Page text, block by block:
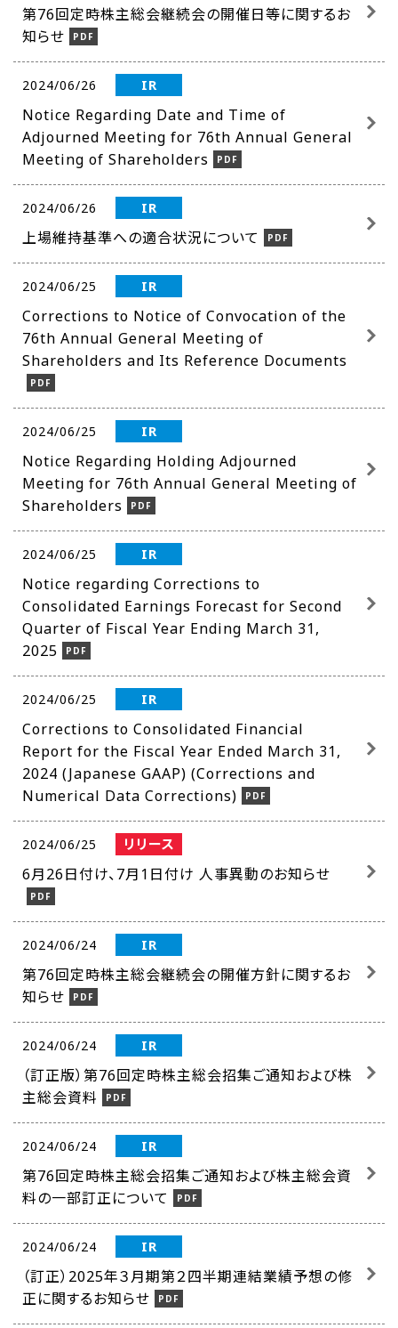
第76回定時株主総会継続会の開催日等に関するお
知らせ
2024/06/26 IR
Notice Regarding Date and Time of
Adjourned Meeting for 76th Annual General
Meeting of Shareholders
2024/06/26 IR
上場維持基準への適合状況について
2024/06/25 IR
Corrections to Notice of Convocation of the
76th Annual General Meeting of
Shareholders and Its Reference Documents
2024/06/25 IR
Notice Regarding Holding Adjourned
Meeting for 76th Annual General Meeting of
Shareholders
2024/06/25 IR
Notice regarding Corrections to
Consolidated Earnings Forecast for Second
Quarter of Fiscal Year Ending March 31,
2025
2024/06/25 IR
Corrections to Consolidated Financial
Report for the Fiscal Year Ended March 31,
2024 (Japanese GAAP) (Corrections and
Numerical Data Corrections)
2024/06/25 リリース
6月26日付け、7月1日付け 人事異動のお知らせ
2024/06/24 IR
第76回定時株主総会継続会の開催方針に関するお
知らせ
2024/06/24 IR
（訂正版）第76回定時株主総会招集ご通知および株
主総会資料
2024/06/24 IR
第76回定時株主総会招集ご通知および株主総会資
料の一部訂正について
2024/06/24 IR
（訂正）2025年３月期第２四半期連結業績予想の修
正に関するお知らせ